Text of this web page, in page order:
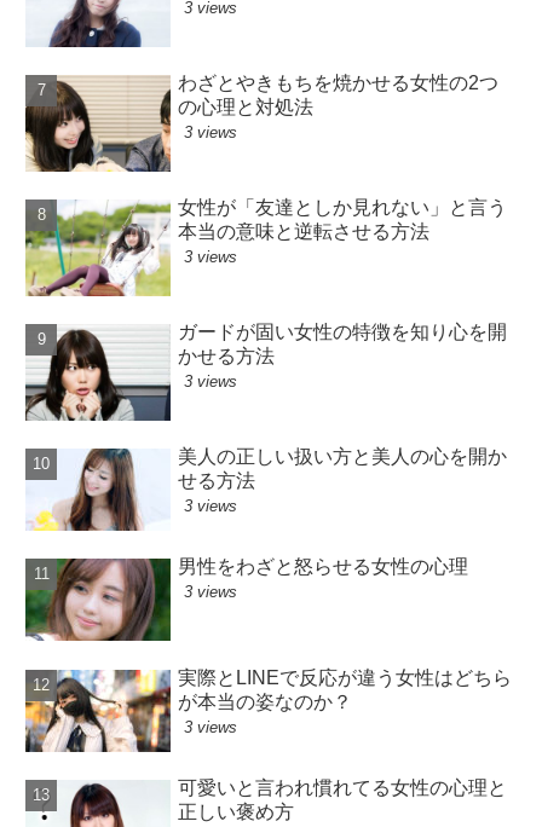
3 views
わざとやきもちを焼かせる女性の2つ
の心理と対処法
3 views
女性が「友達としか見れない」と言う
本当の意味と逆転させる方法
3 views
ガードが固い女性の特徴を知り心を開
かせる方法
3 views
美人の正しい扱い方と美人の心を開か
せる方法
3 views
男性をわざと怒らせる女性の心理
3 views
実際とLINEで反応が違う女性はどちら
が本当の姿なのか？
3 views
可愛いと言われ慣れてる女性の心理と
正しい褒め方